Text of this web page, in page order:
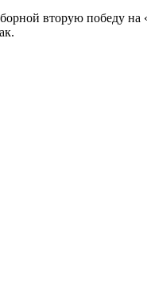
вторую победу на